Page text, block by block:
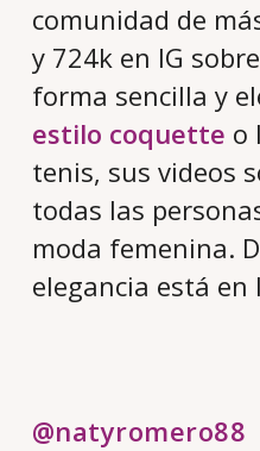
comunidad de
y 724k en IG
forma sencilla y
estilo coquette o
tenis, sus videos
todas las
moda femenina.
elegancia está en
@natyromero88